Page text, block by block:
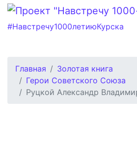
#Навстречу1000летиюКурска
Главная
Золотая книга
Герои Советского Союза
Руцкой Александр